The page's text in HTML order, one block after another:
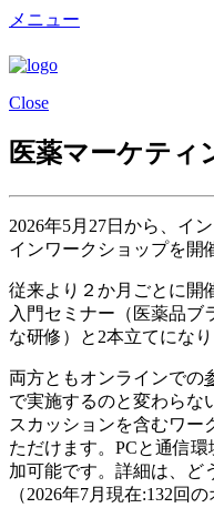
メニュー
Close
医薬マーケティ
2026年5月27日から、イ
インワークショップを開
従来より２か月ごとに開
入門セミナー（医薬品ブ
な研修）と2本立てになり
両方ともオンラインでの
で実施するのと変わらな
スカッションを含むワー
ただけます。PCと通信
加可能です。 詳細は、ど
（2026年7月現在:132回